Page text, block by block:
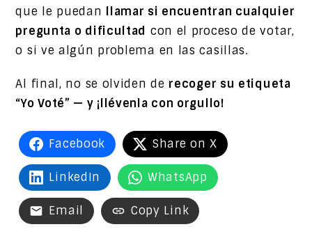
que le puedan llamar si encuentran cualquier
pregunta o dificultad con el proceso de votar,
o si ve algún problema en las casillas.
Al final, no se olviden de recoger su etiqueta
“Yo Voté” — y ¡llévenla con orgullo!
Facebook Share on X
LinkedIn WhatsApp
Email Copy Link